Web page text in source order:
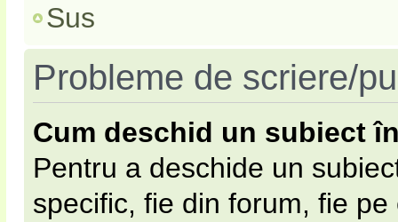
Sus
Probleme de scriere/
Cum deschid un subiect
Pentru a deschide un
specific, fie din forum, fie